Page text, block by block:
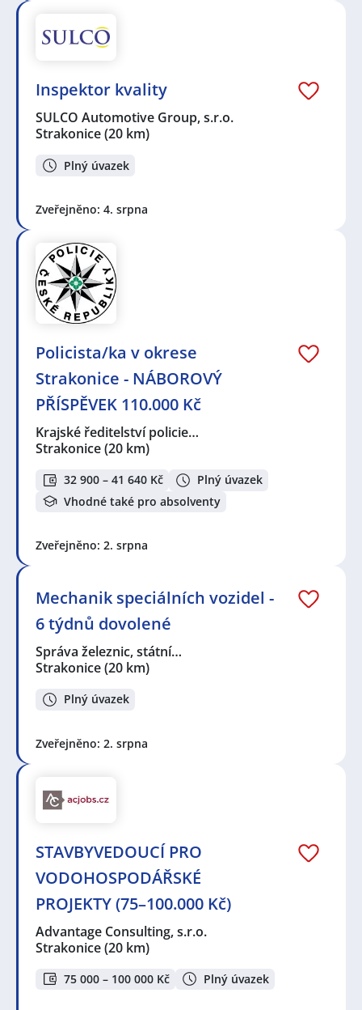
Inspektor kvality
SULCO Automotive Group, s.r.o.
Strakonice(20 km)
Plný úvazek
Zveřejněno: 4. srpna
Policista/ka v okrese
Strakonice - NÁBOROVÝ
PŘÍSPĚVEK 110.000 Kč
Krajské ředitelství policie…
Strakonice(20 km)
32 900 – 41 640 Kč
Plný úvazek
Vhodné také pro absolventy
Zveřejněno: 2. srpna
Mechanik speciálních vozidel -
6 týdnů dovolené
Správa železnic, státní…
Strakonice(20 km)
Plný úvazek
Zveřejněno: 2. srpna
STAVBYVEDOUCÍ PRO
VODOHOSPODÁŘSKÉ
PROJEKTY (75–100.000 Kč)
Advantage Consulting, s.r.o.
Strakonice(20 km)
75 000 – 100 000 Kč Plný úvazek